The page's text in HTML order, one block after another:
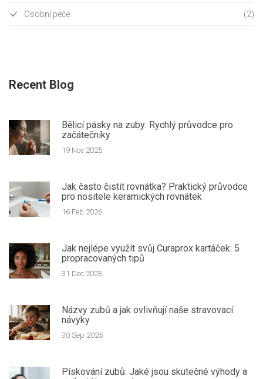
Osobní péče (2)
Recent Blog
Bělicí pásky na zuby: Rychlý průvodce pro
začátečníky
19 Nov 2025
Jak často čistit rovnátka? Praktický průvodce
pro nositele keramických rovnátek
16 Feb 2026
Jak nejlépe využít svůj Curaprox kartáček: 5
propracovaných tipů
31 Dec 2023
Názvy zubů a jak ovlivňují naše stravovací
návyky
30 Sep 2025
Pískování zubů: Jaké jsou skutečné výhody a